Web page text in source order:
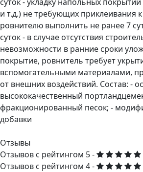
и т.д.) не требующих приклеивания
ровнителю выполнить не ранее 7
суток - в случае отсутствия
невозможности в ранние сроки
покрытие, ровнитель требует
вспомогательными материалами,
от внешних воздействий. Состав: -
высококачественный
фракционированный песок; -
добавки
Отзывы
Отзывов с рейтингом 5 -
Отзывов с рейтингом 4 -